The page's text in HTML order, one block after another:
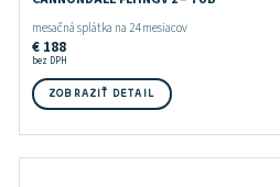
mesačná splátka na 24 mesiacov
€188
bez DPH
ZOBRAZIŤ DETAIL